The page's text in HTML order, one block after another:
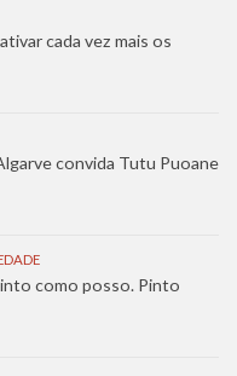
cada vez mais os
convida Tutu Puoane
como posso. Pinto